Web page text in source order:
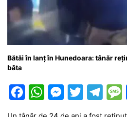
Bătăi în lanț în Hunedoara: tânăr
bâta
F
W M T
w
T
el